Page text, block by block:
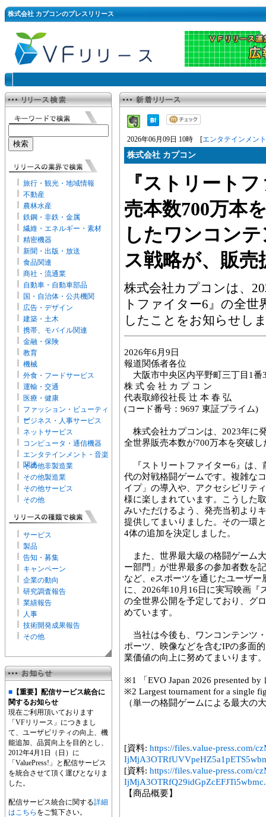
株式会社 カプコンのプレスリリース
旅行・観光・地域情報
不動産
農林水産
鉄鋼・非鉄・金属
繊維・エネルギー・素材
精密機器
新聞・出版・放送
食品関連
商社・流通業
自動車・自動車部品
国・自治体・公共機関
広告・デザイン
建築・土木
携帯、モバイル関連
金融・保険
教育
機械
外食・フードサービス
運輸・交通
医療・健康
ファッション・ビューティ
ー
ビジネス・人事サービス
ネットサービス
コンピュータ・通信機器
エンタテインメント・音楽
関連
その他非製造業
その他製造業
その他サービス
その他
サービス
製品
告知・募集
キャンペーン
企業の動向
研究調査報告
業績報告
人事
技術開発成果報告
その他
■ 【重要】配信サービス統合に
関するお知らせ
現在ご利用頂いております
「VFリリース」につきまし
て、ユーザビリティの向上、機
能追加、品質向上を目的とし、
2012年4月1日（日）に
「ValuePress!」と配信サービス
を統合させて頂く運びとなりま
した。
配信サービス統合に関する詳細
はこちら をご覧下さい。
2026年06月09日 10時 [エンタテインメン
株式会社 カプコン
『ストリート
売本数700万本
したワンコン
ス戦略が、販売
株式会社カプコンは、
トファイター6』の全世
したことをお知らせし
2026年6月9日
報道関係者各位
大阪市中央区内平野町三丁目1番
株 式 会 社 カ プ コ ン
代表取締役社長 辻 本 春 弘
(コード番号：9697 東証プライム)
株式会社カプコンは、2023年に
全世界販売本数が700万本を突破
『ストリートファイター6』は、
代の対戦格闘ゲームです。複雑な
イプ」の導入や、アクセシビリテ
様に楽しまれています。こうした
みいただけるよう、発売当初より
提供してまいりました。その一環
4体の追加を決定しました。
また、世界最大級の格闘ゲーム
ー部門」が世界最多の参加者数を
など、eスポーツを通じたユーザ
に、2026年10月16日に実写映画『
の全世界公開を予定しており、グ
めています。
当社は今後も、ワンコンテンツ
ポーツ、映像などを含むIPの多面
業価値の向上に努めてまいります。
※1 「EVO Japan 2026 presented by
※2 Largest tournament for a single
（単一の格闘ゲームによる最大の
[資料: https://files.value-press.com/
[資料: https://files.value-press.com/
【商品概要】